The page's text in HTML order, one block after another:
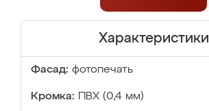
Характеристики
Фасад: фотопечать
Кромка: ПВХ (0,4 мм)